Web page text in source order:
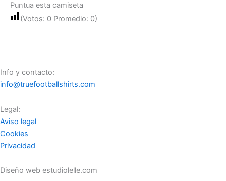
Puntua esta camiseta
(Votos: 0 Promedio: 0)
Info y contacto:
info@truefootballshirts.com
Legal:
Aviso legal
Cookies
Privacidad
Diseño web estudiolelle.com